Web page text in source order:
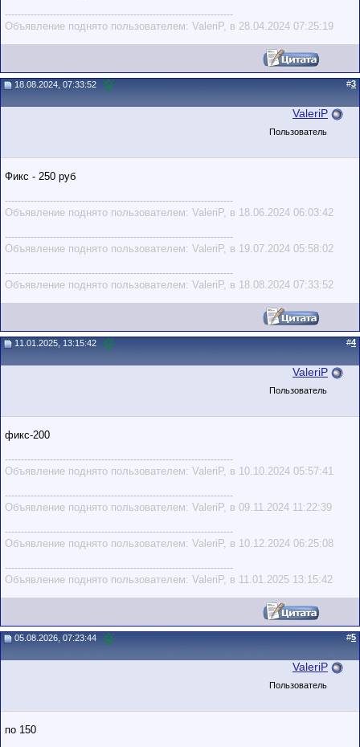
-----------------------------------------------------------------------
Объявление поднято пользователем: ValeriP, в 28.04.2024 07:25:19
18.08.2024, 07:33:52 #3
ValeriP
Пользователь
Фикс - 250 руб
-----------------------------------------------------------------------
Объявление поднято пользователем: ValeriP, в 18.06.2024 06:03:42
-----------------------------------------------------------------------
Объявление поднято пользователем: ValeriP, в 19.07.2024 05:58:02
-----------------------------------------------------------------------
Объявление поднято пользователем: ValeriP, в 18.08.2024 07:33:52
11.01.2025, 13:15:42 #4
ValeriP
Пользователь
фикс-200
-----------------------------------------------------------------------
Объявление поднято пользователем: ValeriP, в 10.10.2024 05:57:41
-----------------------------------------------------------------------
Объявление поднято пользователем: ValeriP, в 09.11.2024 11:22:39
-----------------------------------------------------------------------
Объявление поднято пользователем: ValeriP, в 10.12.2024 06:25:08
-----------------------------------------------------------------------
Объявление поднято пользователем: ValeriP, в 11.01.2025 13:15:42
05.08.2026, 07:23:44 #5
ValeriP
Пользователь
по 150